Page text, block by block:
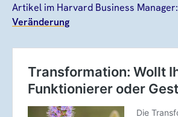
Artikel im Harvard Business Manager:
Veränderung